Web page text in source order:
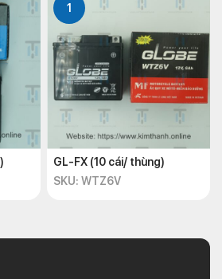
1
GL-FX (10 cái/ thùng)
SKU: WTZ6V